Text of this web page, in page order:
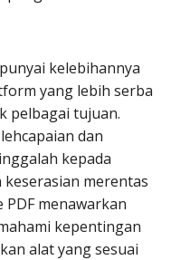
kelebihannya
yang lebih serba
pelbagai tujuan.
dan
kepada
merentas
menawarkan
kepentingan
alat yang sesuai